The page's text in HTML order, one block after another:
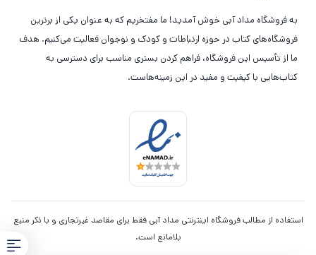
به فروشگاه مداد آبی خوش آمدید! ما مفتخریم که به عنوان یکی از برترین
فروشگاه‌های کتاب در حوزه ارتباطات و کودک و نوجوان فعالیت می‌کنیم. هدف
ما از تأسیس این فروشگاه، فراهم کردن بستری مناسب برای دسترسی به
کتاب‌هایی با کیفیت و مفید در این زمینه‌هاست.
استفاده از مطالب فروشگاه اینترنتی مداد آبی فقط برای مقاصد غیرتجاری و با ذکر منبع
بلامانع است.